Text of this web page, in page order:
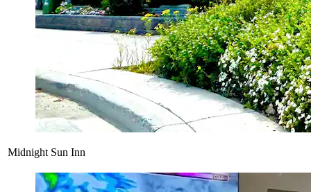
Midnight Sun Inn